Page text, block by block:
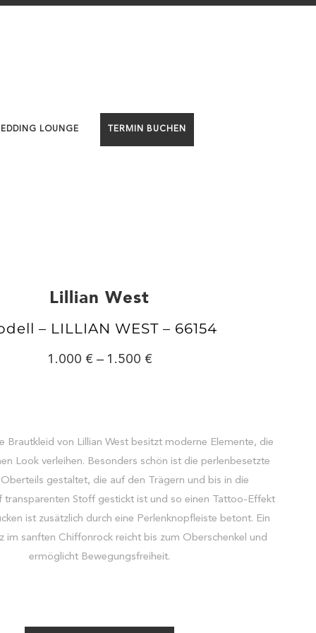
LOUNGE TERMIN BUCHEN
Lillian West
– LILLIAN WEST – 66154
1.000 – 1.500
Brautkleid von Lillian West besitzt moderne Elemente, die
Look verleihen. Besonders schön ist die perlenbesetzte
gestaltet, die auf den Trägern und bis in die
transparenten Stoff gestickt ist und so einen Tattoo-Effekt
ist zusätzlich durch eine Perlenknopfleiste betont. Ein
im sanften Chiffonrock reicht bis zum Oberschenkel und
ermöglicht Bewegungsfreiheit.